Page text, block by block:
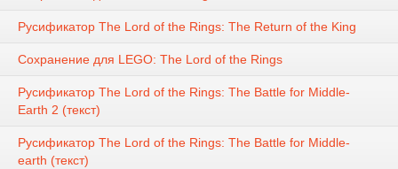
Русификатор The Lord of the Rings: The Return of the King
Сохранение для LEGO: The Lord of the Rings
Русификатор The Lord of the Rings: The Battle for Middle-
Earth 2 (текст)
Русификатор The Lord of the Rings: The Battle for Middle-
earth (текст)